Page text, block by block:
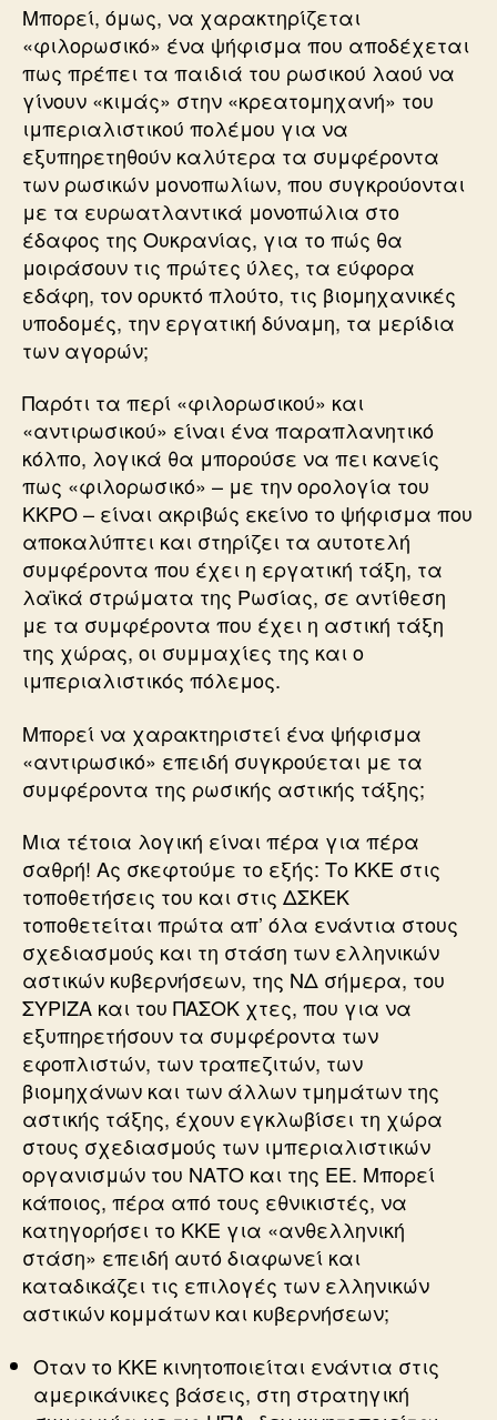
Μπορεί, όμως, να χαρακτηρίζεται
«φιλορωσικό» ένα ψήφισμα που αποδέχεται
πως πρέπει τα παιδιά του ρωσικού λαού να
γίνουν «κιμάς» στην «κρεατομηχανή» του
ιμπεριαλιστικού πολέμου για να
εξυπηρετηθούν καλύτερα τα συμφέροντα
των ρωσικών μονοπωλίων, που συγκρούονται
με τα ευρωατλαντικά μονοπώλια στο
έδαφος της Ουκρανίας, για το πώς θα
μοιράσουν τις πρώτες ύλες, τα εύφορα
εδάφη, τον ορυκτό πλούτο, τις βιομηχανικές
υποδομές, την εργατική δύναμη, τα μερίδια
των αγορών;
Παρότι τα περί «φιλορωσικού» και
«αντιρωσικού» είναι ένα παραπλανητικό
κόλπο, λογικά θα μπορούσε να πει κανείς
πως «φιλορωσικό» – με την ορολογία του
ΚΚΡΟ – είναι ακριβώς εκείνο το ψήφισμα που
αποκαλύπτει και στηρίζει τα αυτοτελή
συμφέροντα που έχει η εργατική τάξη, τα
λαϊκά στρώματα της Ρωσίας, σε αντίθεση
με τα συμφέροντα που έχει η αστική τάξη
της χώρας, οι συμμαχίες της και ο
ιμπεριαλιστικός πόλεμος.
Μπορεί να χαρακτηριστεί ένα ψήφισμα
«αντιρωσικό» επειδή συγκρούεται με τα
συμφέροντα της ρωσικής αστικής τάξης;
Μια τέτοια λογική είναι πέρα για πέρα
σαθρή! Ας σκεφτούμε το εξής: Το ΚΚΕ στις
τοποθετήσεις του και στις ΔΣΚΕΚ
τοποθετείται πρώτα απ’ όλα ενάντια στους
σχεδιασμούς και τη στάση των ελληνικών
αστικών κυβερνήσεων, της ΝΔ σήμερα, του
ΣΥΡΙΖΑ και του ΠΑΣΟΚ χτες, που για να
εξυπηρετήσουν τα συμφέροντα των
εφοπλιστών, των τραπεζιτών, των
βιομηχάνων και των άλλων τμημάτων της
αστικής τάξης, έχουν εγκλωβίσει τη χώρα
στους σχεδιασμούς των ιμπεριαλιστικών
οργανισμών του ΝΑΤΟ και της ΕΕ. Μπορεί
κάποιος, πέρα από τους εθνικιστές, να
κατηγορήσει το ΚΚΕ για «ανθελληνική
στάση» επειδή αυτό διαφωνεί και
καταδικάζει τις επιλογές των ελληνικών
αστικών κομμάτων και κυβερνήσεων;
Οταν το ΚΚΕ κινητοποιείται ενάντια στις
αμερικάνικες βάσεις, στη στρατηγική